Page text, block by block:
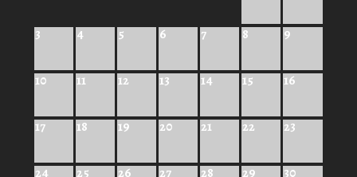
3 4 5 6 7 8 9
10 11 12 13 14 15 16
17 18 19 20 21 22 23
24 25 26 27 28 29 30